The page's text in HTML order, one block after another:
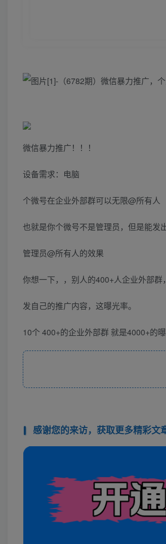
微信暴力推广！！！
设备需求：电脑
个微号在企业外部群可以无限@所有人
也就是你个微号不是管理员，但是能发
管理员@所有人的效果
你想一下，，别人的400+人企业外部群
发自己的推广内容，这曝光率。
10个 400+的企业外部群 就是4000+的
感谢您的来访，获取更多精彩文